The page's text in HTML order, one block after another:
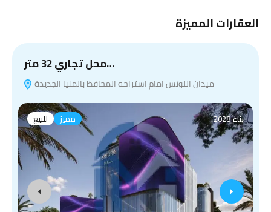
العقارات المميزة
محل تجاري 32 متر…
ميدان اللوتس امام استراحه المحافظ بالمنيا الجديدة
للبيع مميز بناء 2028